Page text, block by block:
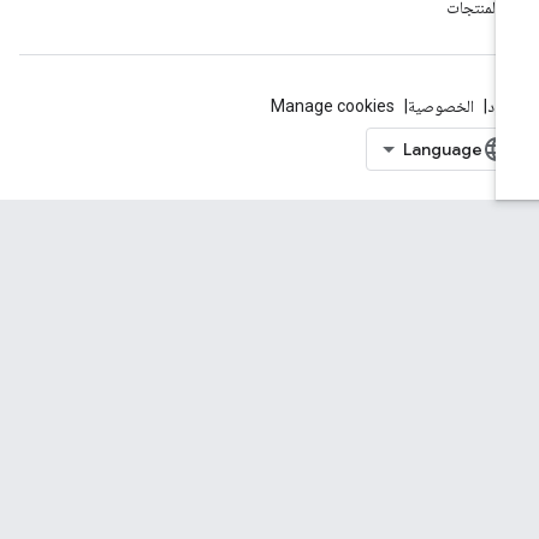
المنتجات
الخصوصية Manage cookies